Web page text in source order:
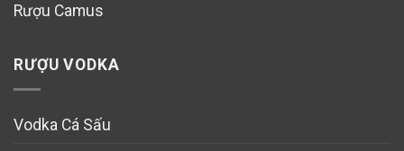
Rượu Camus
RƯỢU VODKA
Vodka Cá Sấu